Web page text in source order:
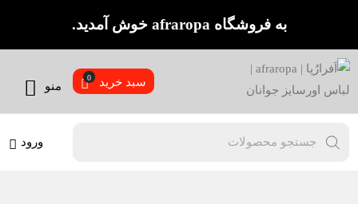
به فروشگاه afraropa خوش آمدید.
سبد خرید منو
ورود